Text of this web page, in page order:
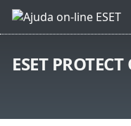
ESET